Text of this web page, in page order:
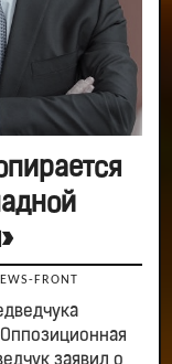
FRONT
заявил о